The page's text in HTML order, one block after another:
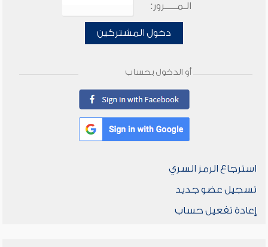
الـمـــــرور:
دخول المشتركين
أو الدخول بحساب
استرجاع الرمز السري
تسجيل عضو جديد
إعادة تفعيل حساب